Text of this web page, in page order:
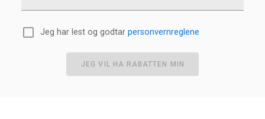
Jeg har lest og godtar personvernreglene
JEG VIL HA RABATTEN MIN